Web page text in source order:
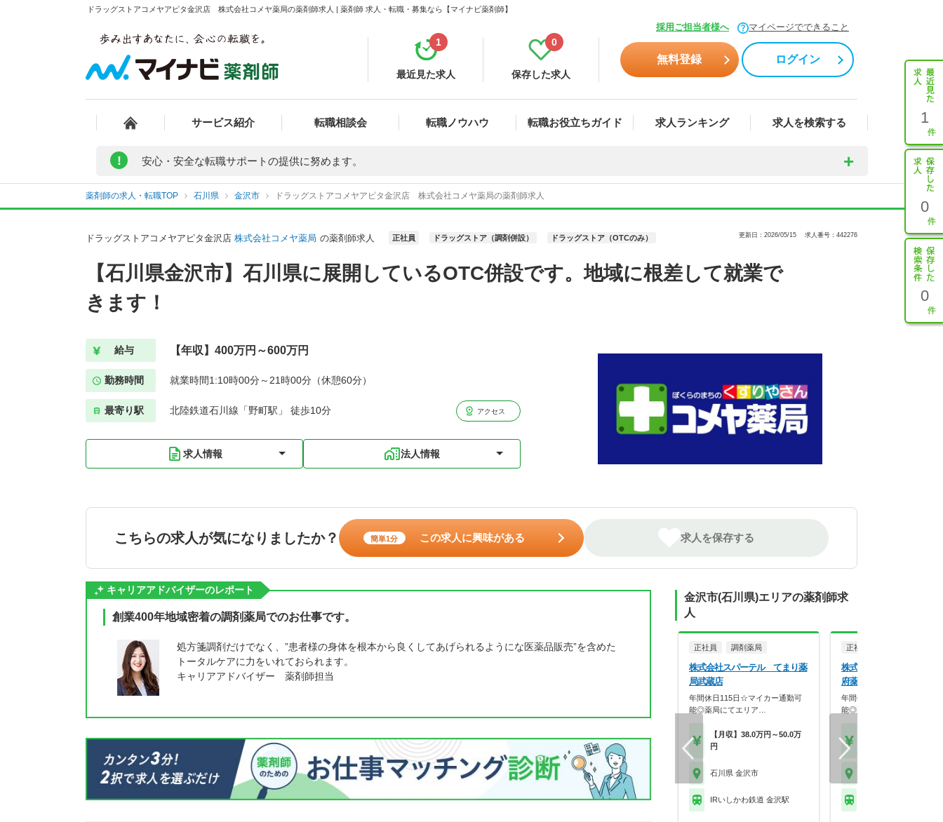
ドラッグストアコメヤアピタ金沢店 株式会社コメヤ薬局の薬剤師求人 | 薬剤師 求人・転職・募集なら【マイナビ薬剤師】
採用ご担当者様へ マイページでできること
最近見た求人
1
保存した求人
0
無料登録 ログイン
サービス紹介 転職相談会 転職ノウハウ 転職お役立ちガイド 求人ランキング 求人を検索する 1
0
0
! 安心・安全な転職サポートの提供に努めます。
薬剤師の求人・転職TOP 石川県 金沢市 ドラッグストアコメヤアピタ金沢店 株式会社コメヤ薬局の薬剤師求人
ドラッグストアコメヤアピタ金沢店 株式会社コメヤ薬局 の薬剤師求人 正社員 ドラッグストア（調剤併設） ドラッグストア（OTCのみ） 更新日：2026/05/15 求人番号：442276
【石川県金沢市】石川県に展開しているOTC併設です。地域に根差して就業で
きます！
給与 【年収】400万円～600万円
勤務時間 就業時間1:10時00分～21時00分（休憩60分）
最寄り駅 北陸鉄道石川線「野町駅」 徒歩10分 アクセス
求人情報 法人情報
こちらの求人が気になりましたか？ 簡単1分 この求人に興味がある 求人を保存する
キャリアアドバイザーのレポート
創業400年地域密着の調剤薬局でのお仕事です。
処方箋調剤だけでなく、”患者様の身体を根本から良くしてあげられるようにな医薬品販売”を含めた
トータルケアに力をいれておられます。
キャリアアドバイザー 薬剤師担当
金沢市(石川県)エリアの薬剤師求
人
正社員 調剤薬局
株式会社スパーテル てまり薬
局武蔵店
年間休日115日☆マイカー通勤可
能◎薬局にてエリア…
【月収】38.0万円～50.0万
円
石川県 金沢市
IRいしかわ鉄道 金沢駅
正社員
株式会社スパーテル て
府薬局
年間休日115日☆マイカー通
能◎薬局にてエリア…